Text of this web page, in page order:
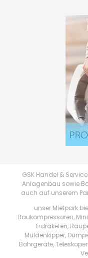
GSK Handel &
Anlagenbau sowie
auch auf unserem
unser Mietpark
Baukompressoren,
Erdraketen,
Muldenkipper,
Bohrgeräte,